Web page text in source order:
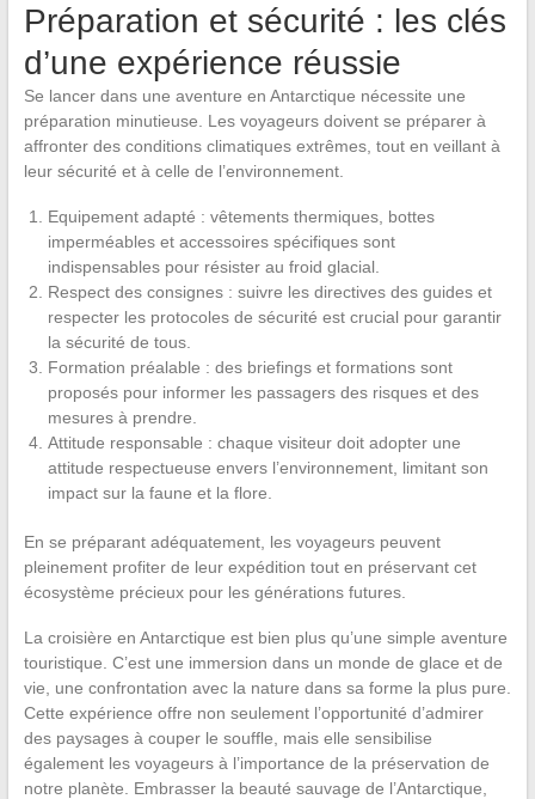
Préparation et sécurité : les clés
d’une expérience réussie
Se lancer dans une aventure en Antarctique nécessite une
préparation minutieuse. Les voyageurs doivent se préparer à
affronter des conditions climatiques extrêmes, tout en veillant à
leur sécurité et à celle de l’environnement.
Equipement adapté : vêtements thermiques, bottes
imperméables et accessoires spécifiques sont
indispensables pour résister au froid glacial.
Respect des consignes : suivre les directives des guides et
respecter les protocoles de sécurité est crucial pour garantir
la sécurité de tous.
Formation préalable : des briefings et formations sont
proposés pour informer les passagers des risques et des
mesures à prendre.
Attitude responsable : chaque visiteur doit adopter une
attitude respectueuse envers l’environnement, limitant son
impact sur la faune et la flore.
En se préparant adéquatement, les voyageurs peuvent
pleinement profiter de leur expédition tout en préservant cet
écosystème précieux pour les générations futures.
La croisière en Antarctique est bien plus qu’une simple aventure
touristique. C’est une immersion dans un monde de glace et de
vie, une confrontation avec la nature dans sa forme la plus pure.
Cette expérience offre non seulement l’opportunité d’admirer
des paysages à couper le souffle, mais elle sensibilise
également les voyageurs à l’importance de la préservation de
notre planète. Embrasser la beauté sauvage de l’Antarctique,